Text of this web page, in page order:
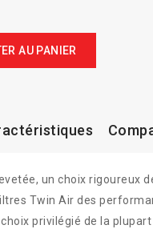
AU PANIER
un choix rigoureux
Twin Air des
privilégié de la